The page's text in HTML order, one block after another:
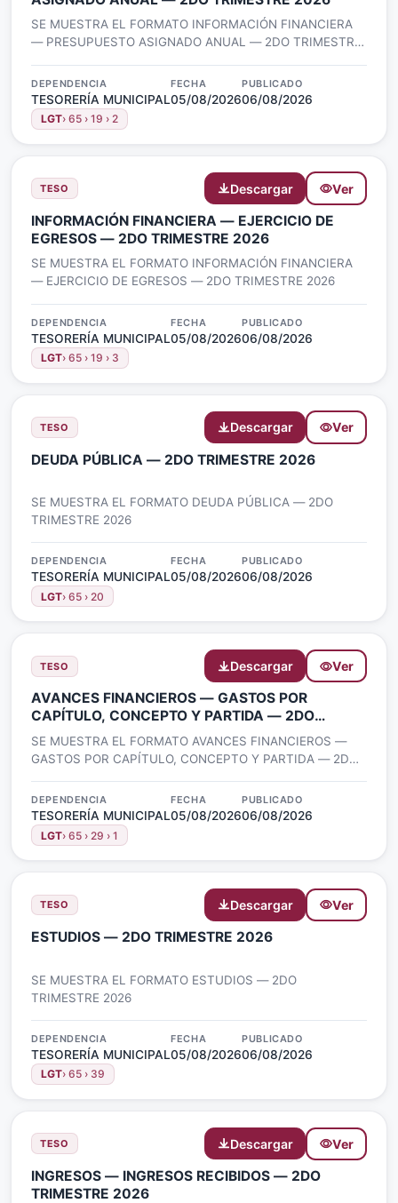
SE MUESTRA EL FORMATO INFORMACIÓN FINANCIERA
— PRESUPUESTO ASIGNADO ANUAL — 2DO TRIMESTRE
DEPENDENCIA
TESORERÍA MUNICIPAL
FECHA
05/08/2026
PUBLICADO
06/08/2026
LGT› 65 › 19 › 2
TESO Descargar Ver
INFORMACIÓN FINANCIERA — EJERCICIO DE
EGRESOS — 2DO TRIMESTRE 2026
SE MUESTRA EL FORMATO INFORMACIÓN FINANCIERA
— EJERCICIO DE EGRESOS — 2DO TRIMESTRE 2026
DEPENDENCIA
TESORERÍA MUNICIPAL
FECHA
05/08/2026
PUBLICADO
06/08/2026
LGT› 65 › 19 › 3
TESO Descargar Ver
DEUDA PÚBLICA — 2DO TRIMESTRE 2026
SE MUESTRA EL FORMATO DEUDA PÚBLICA — 2DO
TRIMESTRE 2026
DEPENDENCIA
TESORERÍA MUNICIPAL
FECHA
05/08/2026
PUBLICADO
06/08/2026
LGT› 65 › 20
TESO Descargar Ver
AVANCES FINANCIEROS — GASTOS POR
CAPÍTULO, CONCEPTO Y PARTIDA — 2DO
TRIMESTRE 2026
SE MUESTRA EL FORMATO AVANCES FINANCIEROS —
GASTOS POR CAPÍTULO, CONCEPTO Y PARTIDA — 2DO
DEPENDENCIA
TESORERÍA MUNICIPAL
FECHA
05/08/2026
PUBLICADO
06/08/2026
LGT› 65 › 29 › 1
TESO Descargar Ver
ESTUDIOS — 2DO TRIMESTRE 2026
SE MUESTRA EL FORMATO ESTUDIOS — 2DO
TRIMESTRE 2026
DEPENDENCIA
TESORERÍA MUNICIPAL
FECHA
05/08/2026
PUBLICADO
06/08/2026
LGT› 65 › 39
TESO Descargar Ver
INGRESOS — INGRESOS RECIBIDOS — 2DO
TRIMESTRE 2026